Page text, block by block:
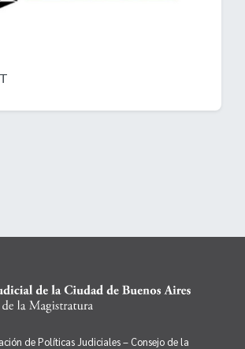
de Políticas Judiciales – Consejo de la